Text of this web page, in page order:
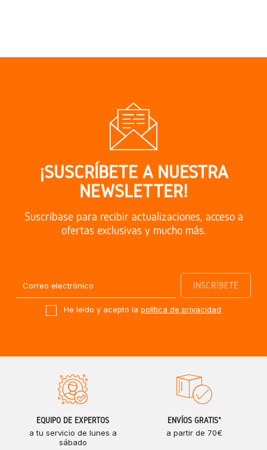
¡SUSCRÍBETE A NUESTRA
NEWSLETTER!
Suscríbase para recibir actualizaciones, acceso a
ofertas exclusivas y mucho más.
He leído y acepto la política de privacidad
EQUIPO DE EXPERTOS
a tu servicio de lunes a
sábado
ENVÍOS GRATIS*
a partir de 70€